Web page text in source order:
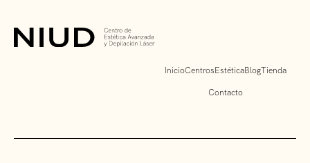
InicioCentrosEstéticaBlogTienda
Contacto